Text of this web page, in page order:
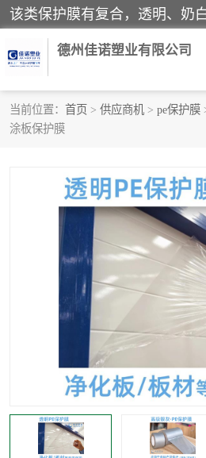
德州佳诺塑业有限公司
当前位置： 首页 > 供应商机 > pe保护膜
涂板保护膜
pe保护膜
地毯保护膜
拉伸缠绕膜
黑白保护膜
明蓝保护膜
不绣钢板保护膜
不锈钢板保护膜